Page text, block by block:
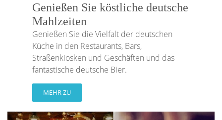
Genießen Sie köstliche deutsche
Mahlzeiten
Genießen Sie die Vielfalt der deutschen
Küche in den Restaurants, Bars,
Straßenkiosken und Geschäften und das
fantastische deutsche Bier.
MEHR ZU